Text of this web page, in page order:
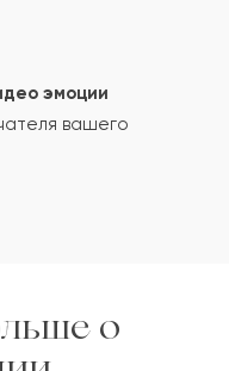
проверки.
эмоции
вашего
о